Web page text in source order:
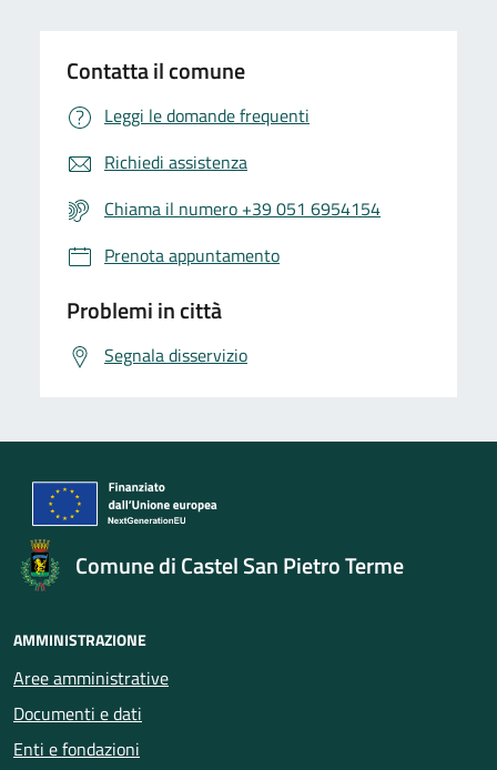
Contatta il comune
Leggi le domande frequenti
Richiedi assistenza
Chiama il numero +39 051 6954154
Prenota appuntamento
Problemi in città
Segnala disservizio
Comune di Castel San Pietro Terme
AMMINISTRAZIONE
Aree amministrative
Documenti e dati
Enti e fondazioni